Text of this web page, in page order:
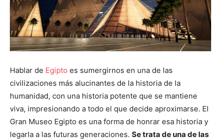
Hablar de Egipto es sumergirnos en una de las
civilizaciones más alucinantes de la historia de la
humanidad, con una historia potente que se mantiene
viva, impresionando a todo el que decide aproximarse. El
Gran Museo Egipto es una forma de honrar esa historia y
legarla a las futuras generaciones. Se trata de una de las